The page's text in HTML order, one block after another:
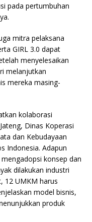
pada pertumbuhan
mitra pelaksana
GIRL 3.0 dapat
menyelesaikan
melanjutkan
mereka masing-
kolaborasi
Dinas Koperasi
dan Kebudayaan
Indonesia. Adapun
konsep dan
dilakukan industri
12 UMKM harus
model bisnis,
produk